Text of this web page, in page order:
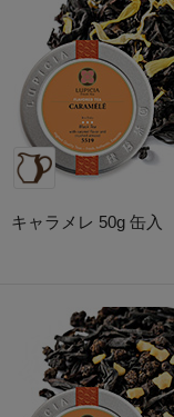
キャラメレ 50g 缶入